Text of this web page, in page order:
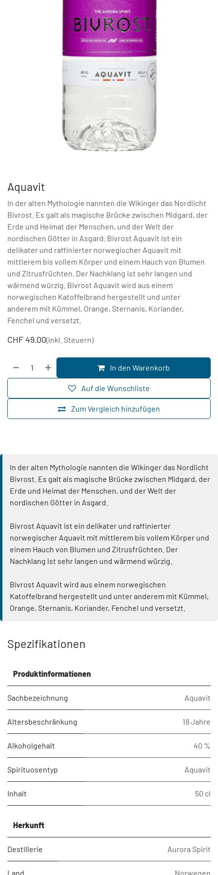
Aquavit
In der alten Mythologie nannten die Wikinger das Nordlicht
Bivrost. Es galt als magische Brücke zwischen Midgard, der
Erde und Heimat der Menschen, und der Welt der
nordischen Götter in Asgard. Bivrost Aquavit ist ein
delikater und raffinierter norwegischer Aquavit mit
mittlerem bis vollem Körper und einem Hauch von Blumen
und Zitrusfrüchten. Der Nachklang ist sehr langen und
wärmend würzig. Bivrost Aquavit wird aus einem
norwegischen Katoffelbrand hergestellt und unter
anderem mit Kümmel, Orange, Sternanis, Koriander,
Fenchel und versetzt.
CHF 49.00(inkl. Steuern)
In den Warenkorb
Zum Vergleich hinzufügen
Auf die Wunschliste
In der alten Mythologie nannten die Wikinger das Nordlicht
Bivrost. Es galt als magische Brücke zwischen Midgard, der
Erde und Heimat der Menschen, und der Welt der
nordischen Götter in Asgard.
Bivrost Aquavit ist ein delikater und raffinierter
norwegischer Aquavit mit mittlerem bis vollem Körper und
einem Hauch von Blumen und Zitrusfrüchten. Der
Nachklang ist sehr langen und wärmend würzig.
Bivrost Aquavit wird aus einem norwegischen
Katoffelbrand hergestellt und unter anderem mit Kümmel,
Orange, Sternanis, Koriander, Fenchel und versetzt.
Spezifikationen
Produktinformationen
Sachbezeichnung Aquavit
Altersbeschränkung 18 Jahre
Alkoholgehalt 40 %
Spirituosentyp Aquavit
Inhalt 50 cl
Herkunft
Destillerie Aurora Spirit
Land Norwegen